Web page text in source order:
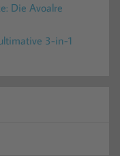
Die Avoalre
3-in-1